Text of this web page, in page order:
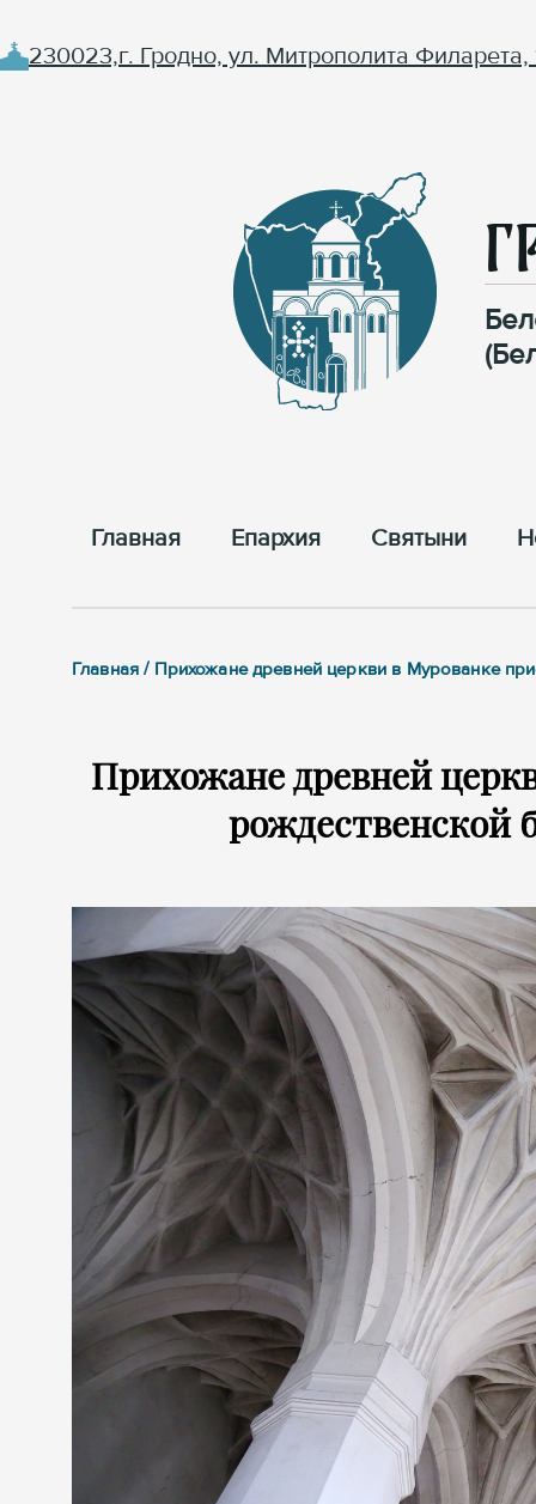
230023,г. Гродно, ул. Митрополита Филарета,
Главная Епархия Cвятыни
Главная / Прихожане древней церкви в Мурованке
Прихожане древней
рождественской